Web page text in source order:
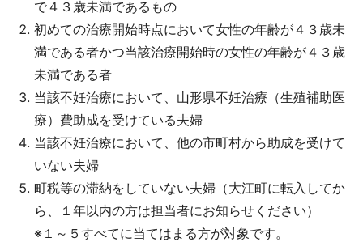
で４３歳未満であるもの
初めての治療開始時点において女性の年齢が４３歳未
満である者かつ当該治療開始時の女性の年齢が４３歳
未満である者
当該不妊治療において、山形県不妊治療（生殖補助医
療）費助成を受けている夫婦
当該不妊治療において、他の市町村から助成を受けて
いない夫婦
町税等の滞納をしていない夫婦（大江町に転入してか
ら、１年以内の方は担当者にお知らせください）
※１～５すべてに当てはまる方が対象です。